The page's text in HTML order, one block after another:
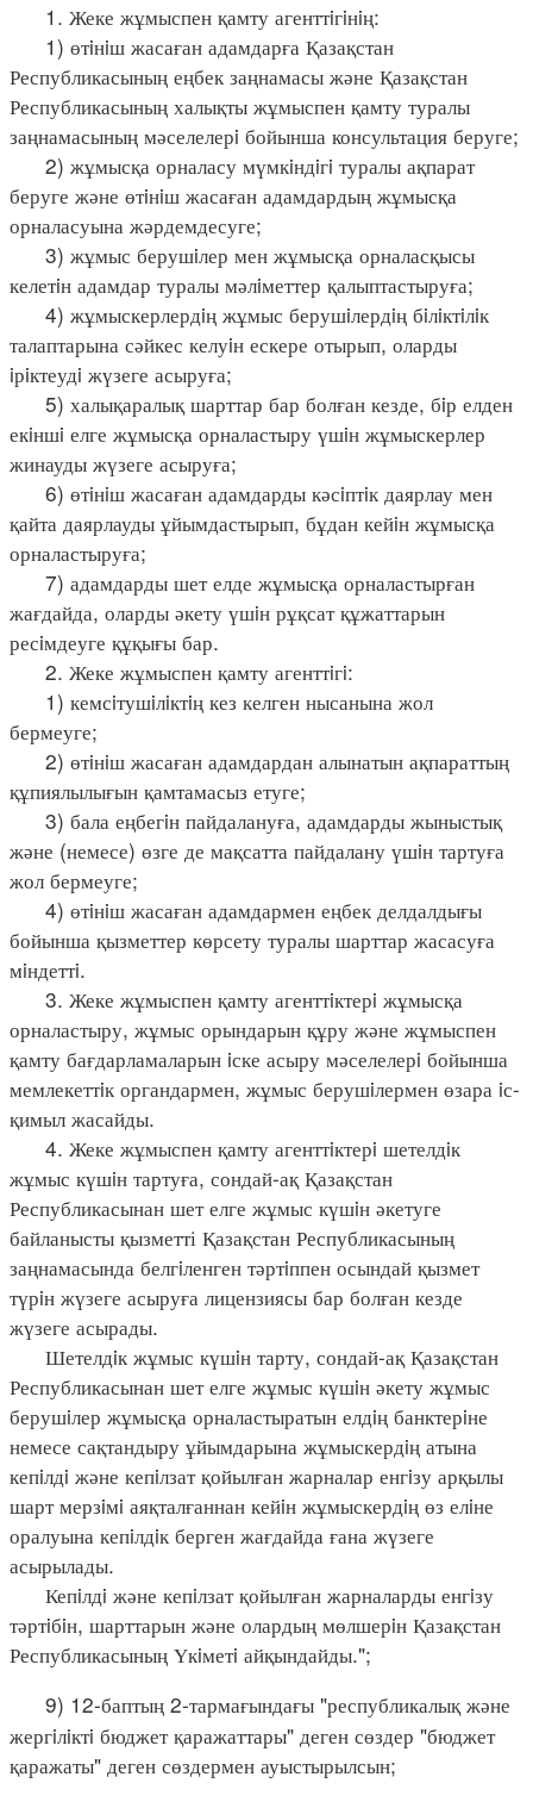
1. Жеке жұмыспен қамту агенттiгiнiң:
1) өтiнiш жасаған адамдарға Қазақстан
Республикасының еңбек заңнамасы және Қазақстан
Республикасының халықты жұмыспен қамту туралы
заңнамасының мәселелерi бойынша консультация беруге;
2) жұмысқа орналасу мүмкiндiгi туралы ақпарат
беруге және өтiнiш жасаған адамдардың жұмысқа
орналасуына жәрдемдесуге;
3) жұмыс берушiлер мен жұмысқа орналасқысы
келетiн адамдар туралы мәлiметтер қалыптастыруға;
4) жұмыскерлердiң жұмыс берушiлердiң бiлiктiлiк
талаптарына сәйкес келуiн ескере отырып, оларды
iрiктеудi жүзеге асыруға;
5) халықаралық шарттар бар болған кезде, бiр елден
екiншi елге жұмысқа орналастыру үшiн жұмыскерлер
жинауды жүзеге асыруға;
6) өтiнiш жасаған адамдарды кәсiптiк даярлау мен
қайта даярлауды ұйымдастырып, бұдан кейiн жұмысқа
орналастыруға;
7) адамдарды шет елде жұмысқа орналастырған
жағдайда, оларды әкету үшiн рұқсат құжаттарын
ресiмдеуге құқығы бар.
2. Жеке жұмыспен қамту агенттiгi:
1) кемсiтушiлiктiң кез келген нысанына жол
бермеуге;
2) өтiнiш жасаған адамдардан алынатын ақпараттың
құпиялылығын қамтамасыз етуге;
3) бала еңбегiн пайдалануға, адамдарды жыныстық
және (немесе) өзге де мақсатта пайдалану үшiн тартуға
жол бермеуге;
4) өтiнiш жасаған адамдармен еңбек делдалдығы
бойынша қызметтер көрсету туралы шарттар жасасуға
мiндеттi.
3. Жеке жұмыспен қамту агенттiктерi жұмысқа
орналастыру, жұмыс орындарын құру және жұмыспен
қамту бағдарламаларын iске асыру мәселелерi бойынша
мемлекеттiк органдармен, жұмыс берушiлермен өзара iс-
қимыл жасайды.
4. Жеке жұмыспен қамту агенттiктерi шетелдiк
жұмыс күшiн тартуға, сондай-ақ Қазақстан
Республикасынан шет елге жұмыс күшiн әкетуге
байланысты қызметті Қазақстан Республикасының
заңнамасында белгiленген тәртiппен осындай қызмет
түрiн жүзеге асыруға лицензиясы бар болған кезде
жүзеге асырады.
Шетелдiк жұмыс күшiн тарту, сондай-ақ Қазақстан
Республикасынан шет елге жұмыс күшiн әкету жұмыс
берушiлер жұмысқа орналастыратын елдiң банктерiне
немесе сақтандыру ұйымдарына жұмыскердiң атына
кепiлдi және кепiлзат қойылған жарналар енгiзу арқылы
шарт мерзiмi аяқталғаннан кейiн жұмыскердiң өз елiне
оралуына кепiлдiк берген жағдайда ғана жүзеге
асырылады.
Кепiлдi және кепiлзат қойылған жарналарды енгiзу
тәртiбiн, шарттарын және олардың мөлшерiн Қазақстан
Республикасының Үкiметi айқындайды.";
9) 12-баптың 2-тармағындағы "республикалық және
жергiлiктi бюджет қаражаттары" деген сөздер "бюджет
қаражаты" деген сөздермен ауыстырылсын;